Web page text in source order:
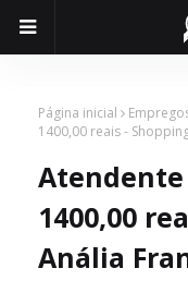
Página inicial
1400,00 reais -
Atendente
1400,00
Anália